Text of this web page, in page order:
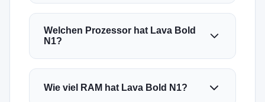
Welchen Prozessor hat Lava Bold
N1?
Wie viel RAM hat Lava Bold N1?